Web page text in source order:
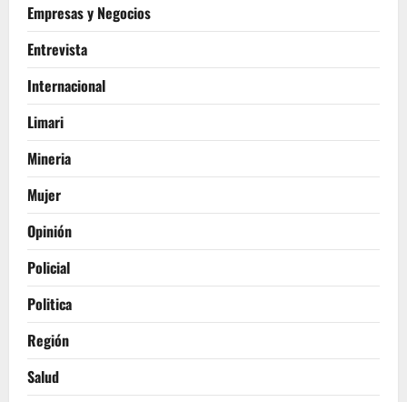
Empresas y Negocios
Entrevista
Internacional
Limari
Mineria
Mujer
Opinión
Policial
Politica
Región
Salud